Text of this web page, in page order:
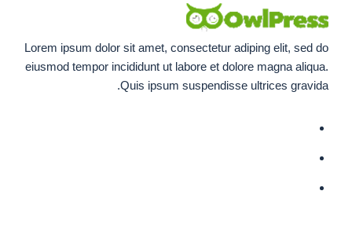
Lorem ipsum dolor sit amet, consectetur adiping elit, sed do
eiusmod tempor incididunt ut labore et dolore magna aliqua.
Quis ipsum suspendisse ultrices gravida.